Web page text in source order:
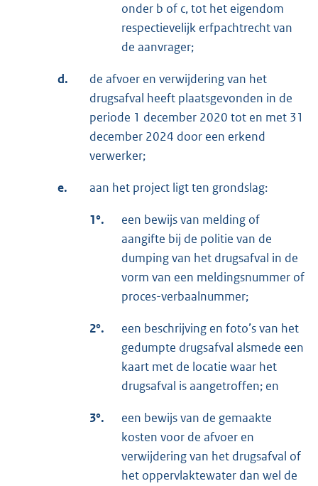
onder b of c, tot het eigendom
respectievelijk erfpachtrecht van
de aanvrager;
d.
de afvoer en verwijdering van het
drugsafval heeft plaatsgevonden in de
periode 1 december 2020 tot en met 31
december 2024 door een erkend
verwerker;
e. aan het project ligt ten grondslag:
1°.
een bewijs van melding of
aangifte bij de politie van de
dumping van het drugsafval in de
vorm van een meldingsnummer of
proces-verbaalnummer;
2°.
een beschrijving en foto’s van het
gedumpte drugsafval alsmede een
kaart met de locatie waar het
drugsafval is aangetroffen; en
3°.
een bewijs van de gemaakte
kosten voor de afvoer en
verwijdering van het drugsafval of
het oppervlaktewater dan wel de